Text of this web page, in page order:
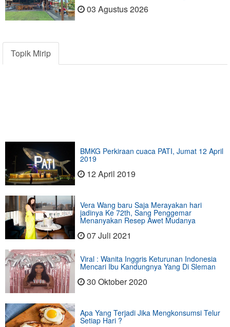
03 Agustus 2026
Topik Mirip
BMKG Perkiraan cuaca PATI, Jumat 12 April
2019
12 April 2019
Vera Wang baru Saja Merayakan hari
jadinya Ke 72th, Sang Penggemar
Menanyakan Resep Awet Mudanya
07 Juli 2021
Viral : Wanita Inggris Keturunan Indonesia
Mencari Ibu Kandungnya Yang Di Sleman
30 Oktober 2020
Apa Yang Terjadi Jika Mengkonsumsi Telur
Setiap Hari ?